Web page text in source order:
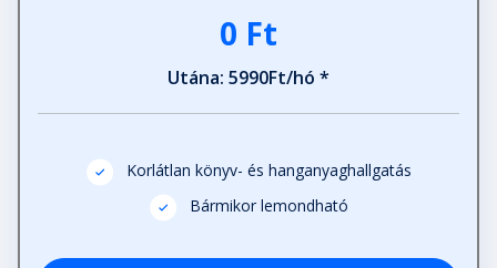
0 Ft
Utána: 5990Ft/hó *
Korlátlan könyv- és hanganyaghallgatás
Bármikor lemondható